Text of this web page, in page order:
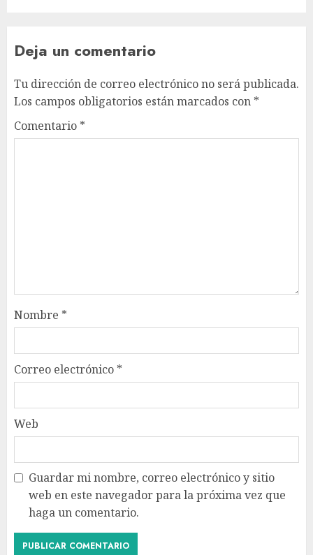
Deja un comentario
Tu dirección de correo electrónico no será publicada.
Los campos obligatorios están marcados con *
Comentario *
Nombre *
Correo electrónico *
Web
Guardar mi nombre, correo electrónico y sitio
web en este navegador para la próxima vez que
haga un comentario.